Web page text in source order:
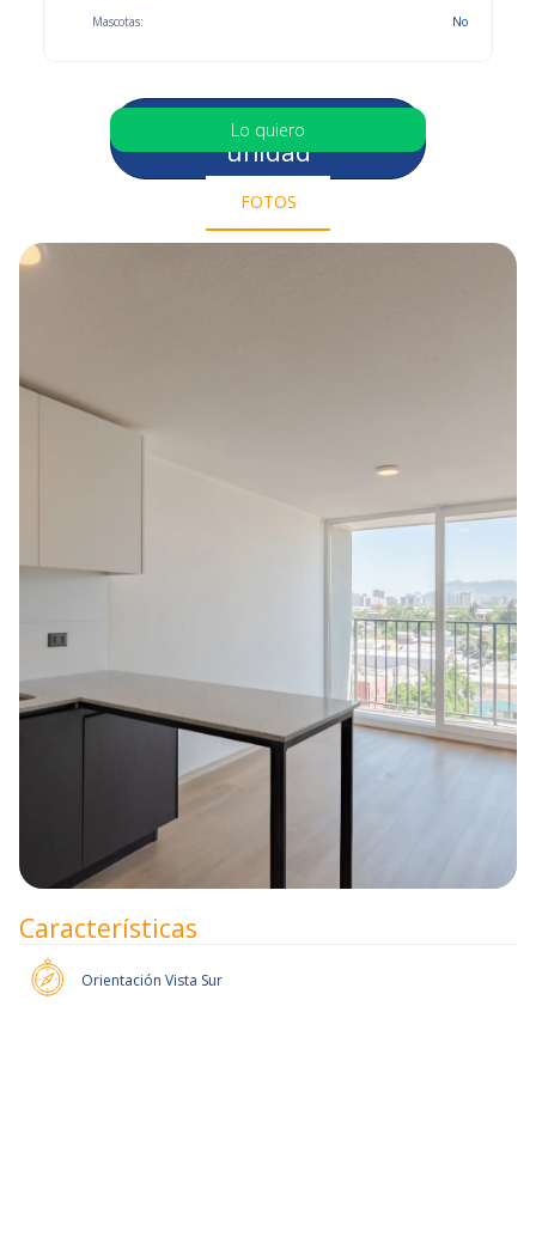
Mascotas:
No
Selecciona otra
unidad
Lo quiero
FOTOS
Características
Orientación Vista Sur